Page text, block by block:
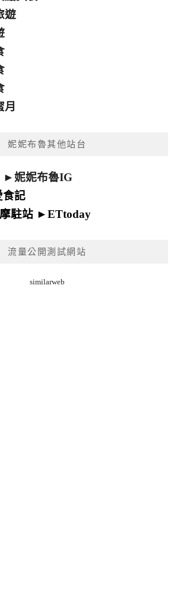
遊
月
妮妮布魯其他站台
►妮妮布魯IG
食記
駐站 ►ETtoday
流量公開測試網站
similarweb